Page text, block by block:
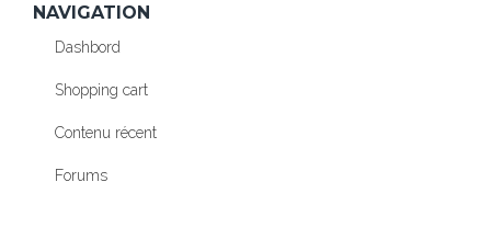
NAVIGATION
Dashbord
Shopping cart
Contenu récent
Forums